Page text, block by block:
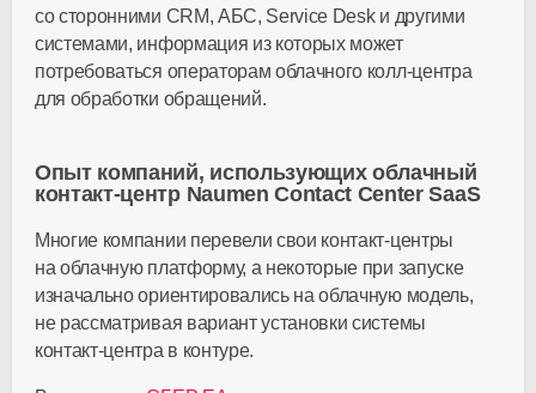
со сторонними CRM, АБС, Service Desk и другими
системами, информация из которых может
потребоваться операторам облачного колл-центра
для обработки обращений.
Опыт компаний, использующих облачный
контакт-центр Naumen Contact Center SaaS
Многие компании перевели свои контакт-центры
на облачную платформу, а некоторые при запуске
изначально ориентировались на облачную модель,
не рассматривая вариант установки системы
контакт-центра в контуре.